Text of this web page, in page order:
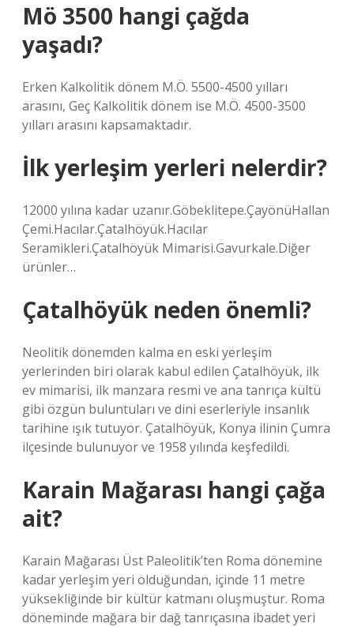
Mö 3500 hangi çağda
yaşadı?
Erken Kalkolitik dönem M.Ö. 5500-4500 yılları
arasını, Geç Kalkolitik dönem ise M.Ö. 4500-3500
yılları arasını kapsamaktadır.
İlk yerleşim yerleri nelerdir?
12000 yılına kadar uzanır.Göbeklitepe.ÇayönüHallan
Çemi.Hacılar.Çatalhöyük.Hacılar
Seramikleri.Çatalhöyük Mimarisi.Gavurkale.Diğer
ürünler…
Çatalhöyük neden önemli?
Neolitik dönemden kalma en eski yerleşim
yerlerinden biri olarak kabul edilen Çatalhöyük, ilk
ev mimarisi, ilk manzara resmi ve ana tanrıça kültü
gibi özgün buluntuları ve dini eserleriyle insanlık
tarihine ışık tutuyor. Çatalhöyük, Konya ilinin Çumra
ilçesinde bulunuyor ve 1958 yılında keşfedildi.
Karain Mağarası hangi çağa
ait?
Karain Mağarası Üst Paleolitik’ten Roma dönemine
kadar yerleşim yeri olduğundan, içinde 11 metre
yüksekliğinde bir kültür katmanı oluşmuştur. Roma
döneminde mağara bir dağ tanrıçasına ibadet yeri